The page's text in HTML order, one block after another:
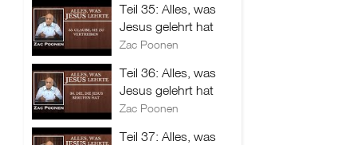
Teil 35: Alles, was
Jesus gelehrt hat
Zac Poonen
Teil 36: Alles, was
Jesus gelehrt hat
Zac Poonen
Teil 37: Alles, was